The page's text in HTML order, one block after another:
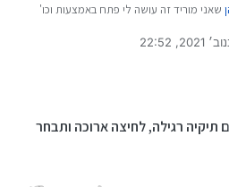
שאני מוריד זה עושה לי פתח באמצעות וכו'
על ידי
תיקיה רגילה, לחיצה ארוכה ותבחר